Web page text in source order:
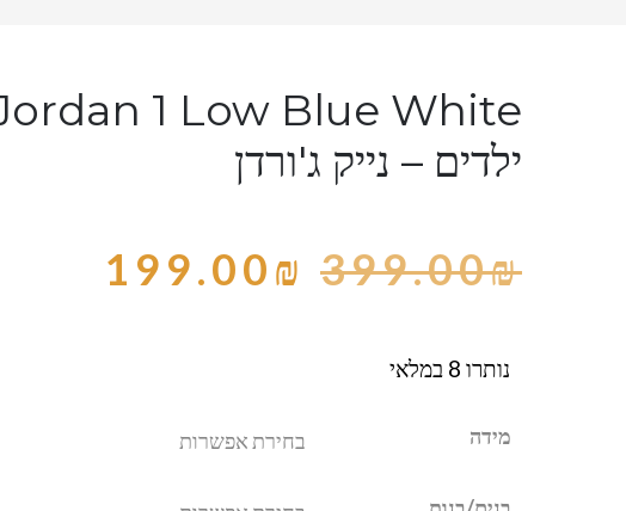
1 Low Blue White
ילדים – נייק ג'ורדן
399.00₪
199.00₪
נותרו 8 במלאי
מידה